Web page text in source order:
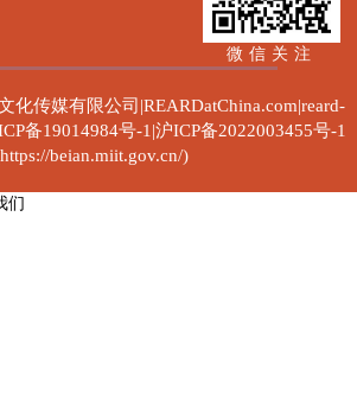
微信关注
化传媒有限公司|REARDatChina.com|reard-
备19014984号-1|沪ICP备2022003455号-1
beian.miit.gov.cn/)
们